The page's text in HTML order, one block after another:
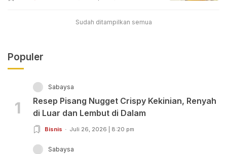
Sudah ditampilkan semua
Populer
1
Sabaysa
Resep Pisang Nugget Crispy Kekinian, Renyah
di Luar dan Lembut di Dalam
Bisnis Juli 26, 2026 | 8:20 pm
Sabaysa